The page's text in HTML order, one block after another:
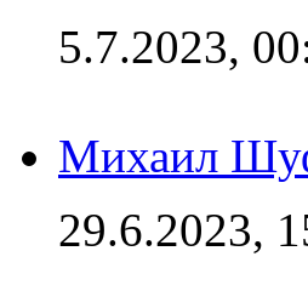
5.7.2023,
Михаил
29.6.2023,